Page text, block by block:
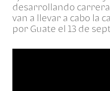
desarrollando
van a llevar a cabo la
por Guate el 13 de